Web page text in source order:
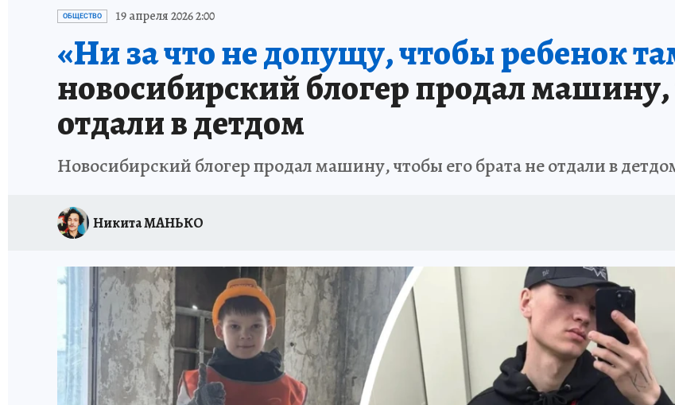
ОТДЫХ В РОССИИ
ОБЩЕСТВО 19 апреля 2026 2:00
«Ни за что не допущу, чтобы ребенок
новосибирский блогер продал машину,
отдали в детдом
Новосибирский блогер продал машину, чтобы его брата не отдали в
Никита МАНЬКО